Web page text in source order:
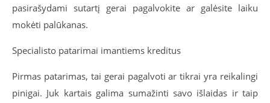
pasirašydami sutartį gerai pagalvokite ar galėsite laiku
mokėti palūkanas.
Specialisto patarimai imantiems kreditus
Pirmas patarimas, tai gerai pagalvoti ar tikrai yra reikalingi
pinigai. Juk kartais galima sumažinti savo išlaidas ir taip